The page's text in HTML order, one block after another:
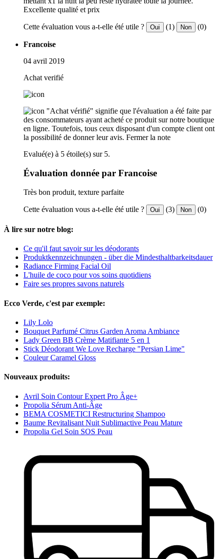
Excellente qualité et prix
Cette évaluation vous a-t-elle été utile ? Oui (1) Non (0)
Francoise
04 avril 2019
Achat verifié
"Achat vérifié" signifie que l'évaluation a été faite par
des consommateurs ayant acheté ce produit sur notre boutique
en ligne. Toutefois, tous ceux disposant d'un compte client ont
la possibilité de donner leur avis. Fermer la note
Evalué(e) à 5 étoile(s) sur 5.
Évaluation donnée par Francoise
Très bon produit, texture parfaite
Cette évaluation vous a-t-elle été utile ? Oui (3) Non (0)
À lire sur notre blog:
Ce qu'il faut savoir sur les déodorants
Produktkennzeichnungen - über die Mindesthaltbarkeitsdauer
Radiance Firming Facial Oil
L'huile de coco pour vos soins quotidiens
Faire ses propres savons naturels
Ecco Verde, c'est par exemple:
Lily Lolo
Bouquet Parfumé Citrus Garden Aroma Ambiance
Lady Green BB Crème Matifiante 5 en 1
Stick Déodorant We Love Recharge "Persian Lime"
Couleur Caramel Gloss
Nouveaux produits:
Avril Soin Contour Expert Pro Âge+
Propolia Sérum Anti-Âge
BEMA COSMETICI Restructuring Shampoo
Baume Revitalisant Nuit Sublimactive Peau Mature
Propolia Gel Soin SOS Peau